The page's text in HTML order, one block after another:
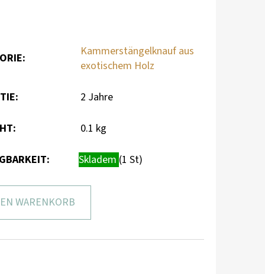
:
Kammerstängelknauf aus
exotischem Holz
: 2 Jahre
: 0.1 kg
Skladem (1 St)
WARENKORB